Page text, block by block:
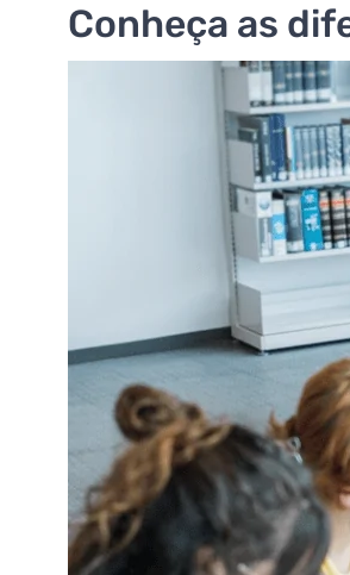
Conheça as